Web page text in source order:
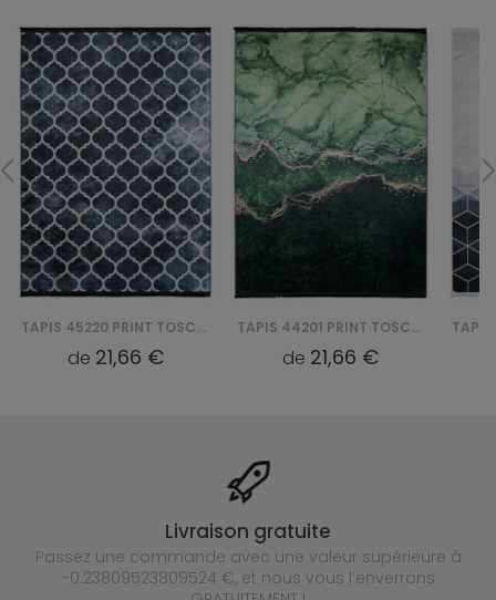
TAPIS 44201 PRINT TOSCANA
de 21,66 €
TAPIS 29340 PRINT TOSCANA
de 21,66 €
Livraison gratuite
Passez une commande avec une valeur supérieure à
-0.23809523809524 €, et nous vous l’enverrons